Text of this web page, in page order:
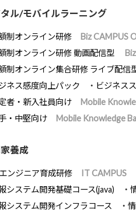
ル/モバイルラーニング
制オンライン研修
Biz CAMPUS
制オンライン研修 動画配信型
制オンライン集合研修 ライブ配信
ネス感度向上パック
ビジネス
者・新入社員向け
Mobile
・中堅向け
Mobile Knowledge
養成
ンジニア育成研修 IT CAMPUS
システム開発基礎コース(java)
システム開発インフラコース